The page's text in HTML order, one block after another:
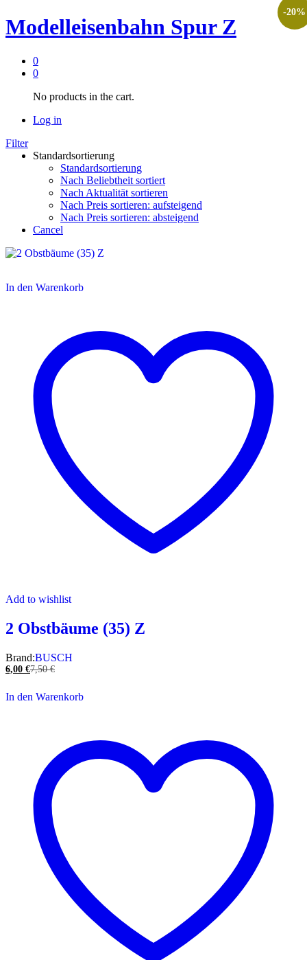
Modelleisenbahn Spur Z
0
0
No products in the cart.
Log in
Filter
Standardsortierung
Standardsortierung
Nach Beliebtheit sortiert
Nach Aktualität sortieren
Nach Preis sortieren: aufsteigend
Nach Preis sortieren: absteigend
Cancel
-20%
In den Warenkorb
Add to wishlist
2 Obstbäume (35) Z
Brand:BUSCH
6,00 €7,50€
In den Warenkorb